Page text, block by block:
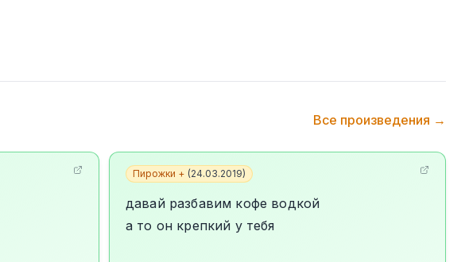
Все произведения →
Пирожки + (24.03.2019)
давай разбавим кофе водкой
а то он крепкий у тебя